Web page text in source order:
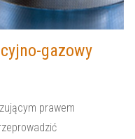
gazowy
prawem